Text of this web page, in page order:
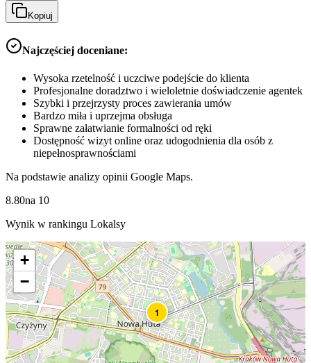
Kopiuj
Najczęściej doceniane:
Wysoka rzetelność i uczciwe podejście do klienta
Profesjonalne doradztwo i wieloletnie doświadczenie agentek
Szybki i przejrzysty proces zawierania umów
Bardzo miła i uprzejma obsługa
Sprawne załatwianie formalności od ręki
Dostępność wizyt online oraz udogodnienia dla osób z
niepełnosprawnościami
Na podstawie analizy opinii Google Maps.
8.80na 10
Wynik w rankingu Lokalsy
1
+
−